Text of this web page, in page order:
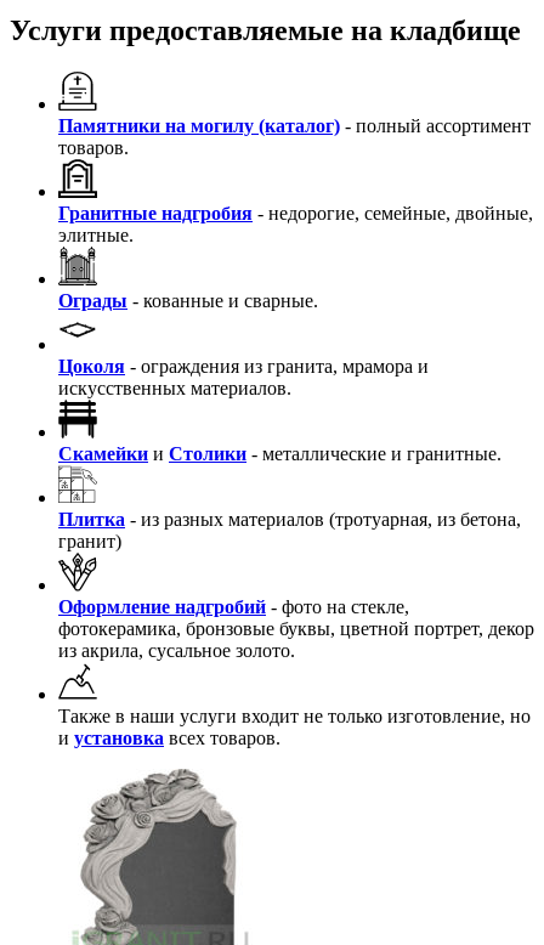
Услуги предоставляемые на кладбище
Памятники на могилу (каталог) - полный ассортимент
товаров.
Гранитные надгробия - недорогие, семейные, двойные,
элитные.
Ограды - кованные и сварные.
Цоколя - ограждения из гранита, мрамора и
искусственных материалов.
Скамейки и Столики - металлические и гранитные.
Плитка - из разных материалов (тротуарная, из бетона,
гранит)
Оформление надгробий - фото на стекле,
фотокерамика, бронзовые буквы, цветной портрет, декор
из акрила, сусальное золото.
Также в наши услуги входит не только изготовление, но
и установка всех товаров.